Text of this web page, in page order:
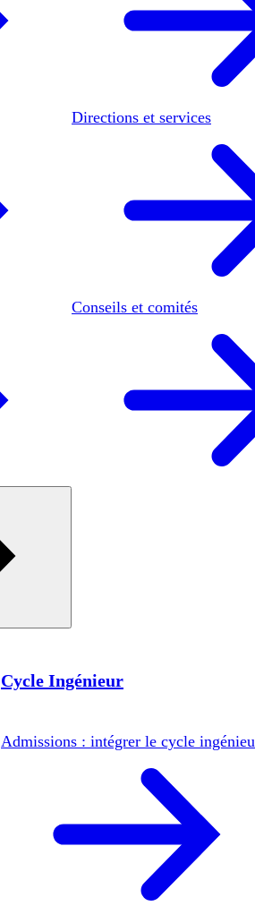
Directions et services
Conseils et comités
Cycle Ingénieur
Admissions : intégrer le cycle